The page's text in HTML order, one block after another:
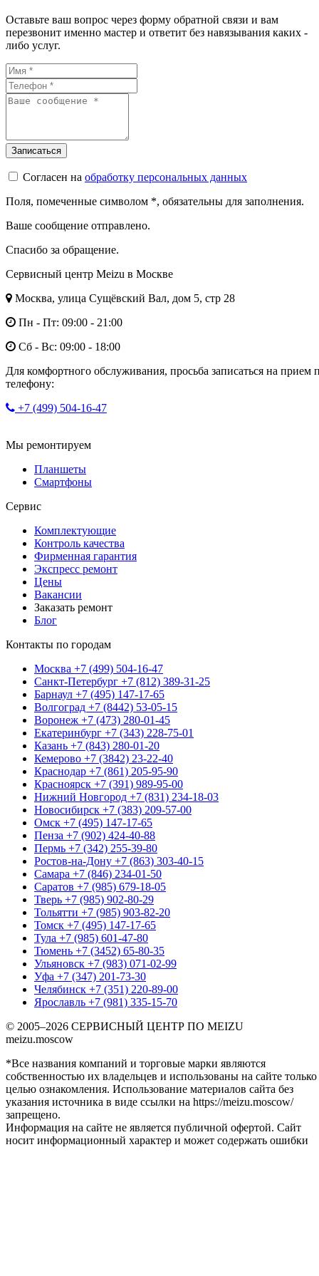
Оставьте ваш вопрос через форму обратной связи и вам
перезвонит именно мастер и ответит без навязывания каких -
либо услуг.
Согласен на обработку персональных данных
Поля, помеченные символом *, обязательны для заполнения.
Ваше сообщение отправлено.
Спасибо за обращение.
Сервисный центр Meizu в Москве
Москва, улица Сущёвский Вал, дом 5, стр 28
Пн - Пт: 09:00 - 21:00
Сб - Вс: 09:00 - 18:00
Для комфортного обслуживания, просьба записаться на прием
телефону:
+7 (499) 504-16-47
Мы ремонтируем
Планшеты
Смартфоны
Сервис
Комплектующие
Контроль качества
Фирменная гарантия
Экспресс ремонт
Цены
Вакансии
Заказать ремонт
Блог
Контакты по городам
Москва +7 (499) 504-16-47
Санкт-Петербург +7 (812) 389-31-25
Барнаул +7 (495) 147-17-65
Волгоград +7 (8442) 53-05-15
Воронеж +7 (473) 280-01-45
Екатеринбург +7 (343) 228-75-01
Казань +7 (843) 280-01-20
Кемерово +7 (3842) 23-22-40
Краснодар +7 (861) 205-95-90
Красноярск +7 (391) 989-95-00
Нижний Новгород +7 (831) 234-18-03
Новосибирск +7 (383) 209-57-00
Омск +7 (495) 147-17-65
Пенза +7 (902) 424-40-88
Пермь +7 (342) 255-39-80
Ростов-на-Дону +7 (863) 303-40-15
Самара +7 (846) 234-01-50
Саратов +7 (985) 679-18-05
Тверь +7 (985) 902-80-29
Тольятти +7 (985) 903-82-20
Томск +7 (495) 147-17-65
Тула +7 (985) 601-47-80
Тюмень +7 (3452) 65-80-35
Ульяновск +7 (983) 071-02-99
Уфа +7 (347) 201-73-30
Челябинск +7 (351) 220-89-00
Ярославль +7 (981) 335-15-70
© 2005–2026 СЕРВИСНЫЙ ЦЕНТР ПО MEIZU
meizu.moscow
*Все названия компаний и торговые марки являются
собственностью их владельцев и использованы на сайте только
целью ознакомления. Использование материалов сайта без
указания источника в виде ссылки на https://meizu.moscow/
запрещено.
Информация на сайте не является публичной офертой. Сайт
носит информационный характер и может содержать ошибки